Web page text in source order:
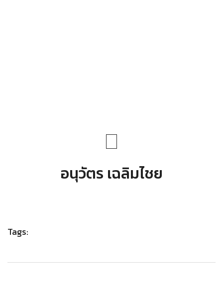
อนุวัตร เฉลิมไชย
Tags: